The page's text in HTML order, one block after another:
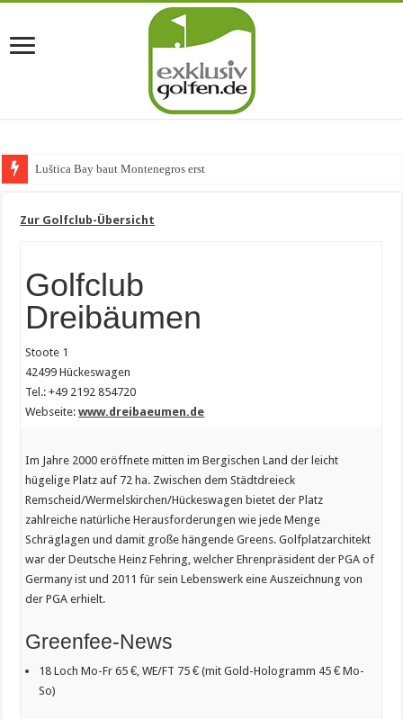
Luštica Bay baut Montenegros erste Golf-Commu
Zur Golfclub-Übersicht
Golfclub
Dreibäumen
Stoote 1
42499 Hückeswagen
Tel.: +49 2192 854720
Webseite:www.dreibaeumen.de
Im Jahre 2000 eröffnete mitten im Bergischen Land der leicht
hügelige Platz auf 72 ha. Zwischen dem Städtdreieck
Remscheid/Wermelskirchen/Hückeswagen bietet der Platz
zahlreiche natürliche Herausforderungen wie jede Menge
Schräglagen und damit große hängende Greens. Golfplatzarchitekt
war der Deutsche Heinz Fehring, welcher Ehrenpräsident der PGA of
Germany ist und 2011 für sein Lebenswerk eine Auszeichnung von
der PGA erhielt.
Greenfee-News
18 Loch Mo-Fr 65 €, WE/FT 75 € (mit Gold-Hologramm 45 € Mo-
So)